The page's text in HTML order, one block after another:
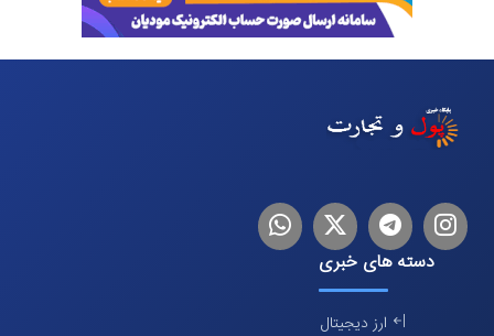
اینستاگرام
تلگرام توییترلینکدین
دسته های خبری
ارز دیجیتال